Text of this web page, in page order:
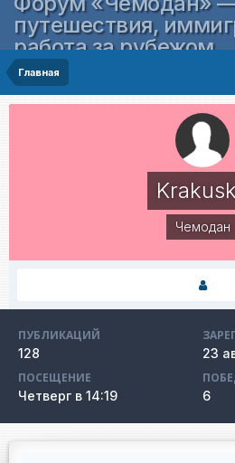
путешествия,
работа за рубежом
Главная
Чемодан
ПУБЛИКАЦИЙ
128
23
ПОСЕЩЕНИЕ
Четверг в 14:19
6